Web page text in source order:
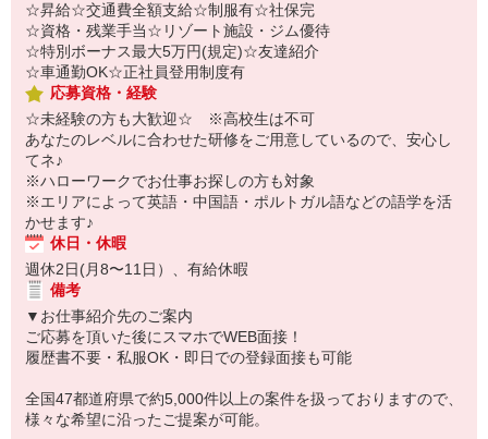
☆昇給☆交通費全額支給☆制服有☆社保完
☆資格・残業手当☆リゾート施設・ジム優待
☆特別ボーナス最大5万円(規定)☆友達紹介
☆車通勤OK☆正社員登用制度有
応募資格・経験
☆未経験の方も大歓迎☆ ※高校生は不可
あなたのレベルに合わせた研修をご用意しているので、安心し
てネ♪
※ハローワークでお仕事お探しの方も対象
※エリアによって英語・中国語・ポルトガル語などの語学を活
かせます♪
休日・休暇
週休2日(月8〜11日）、有給休暇
備考
▼お仕事紹介先のご案内
ご応募を頂いた後にスマホでWEB面接！
履歴書不要・私服OK・即日での登録面接も可能
全国47都道府県で約5,000件以上の案件を扱っておりますので、
様々な希望に沿ったご提案が可能。